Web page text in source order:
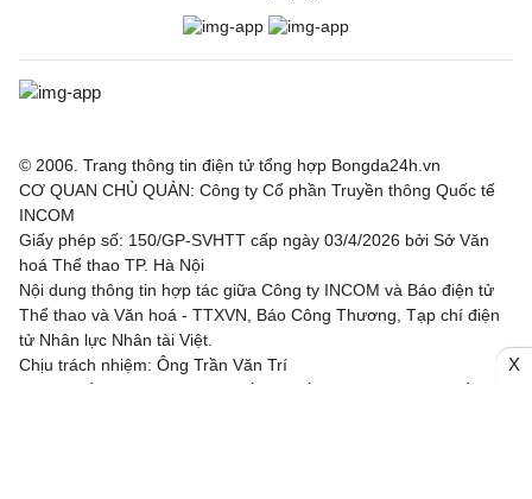
© 2006. Trang thông tin điện tử tổng hợp Bongda24h.vn
CƠ QUAN CHỦ QUẢN: Công ty Cổ phần Truyền thông Quốc tế
INCOM
Giấy phép số: 150/GP-SVHTT cấp ngày 03/4/2026 bởi Sở Văn
hoá Thể thao TP. Hà Nội
Nội dung thông tin hợp tác giữa Công ty INCOM và Báo điện tử
Thể thao và Văn hoá - TTXVN, Báo Công Thương, Tạp chí điện
tử Nhân lực Nhân tài Việt.
Chịu trách nhiệm: Ông Trần Văn Trí
Địa chỉ: Tầng 3, Tòa nhà IC, số 82 phố Duy Tân, Phường Cầu
X